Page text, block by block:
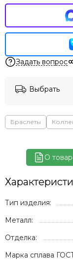
Задать вопрос
Выбрать
Браслеты
О
Тип изделия:
Металл:
Отделка:
Марка сплава